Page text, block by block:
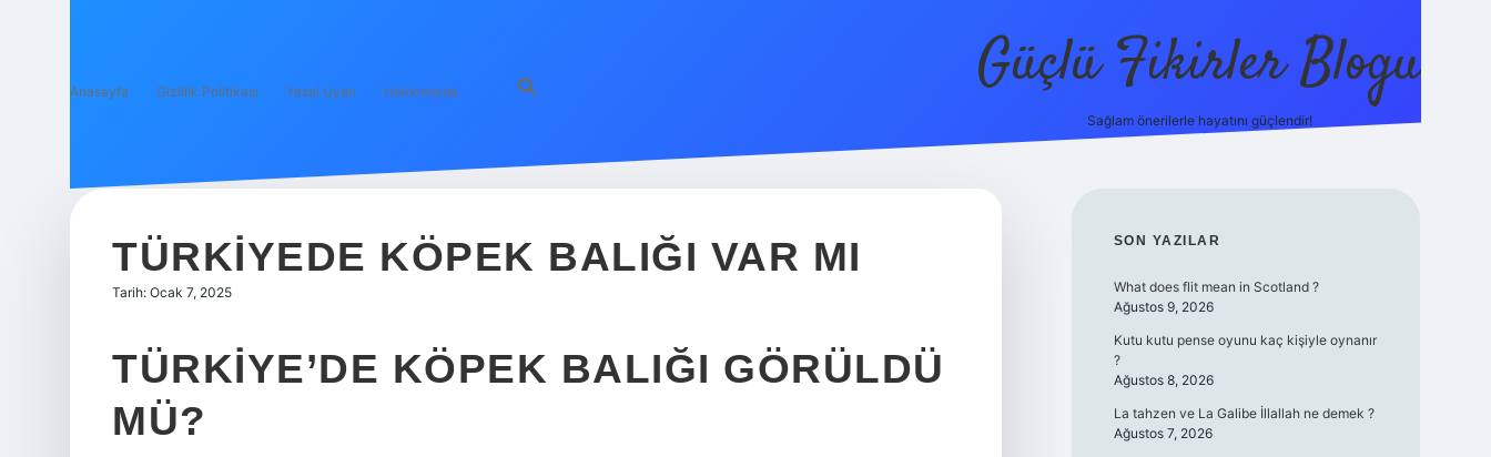
Anasayfa Gizlilik Politikası Yasal Uyarı Hakkımızda Güçlü Fikirler Blogu
Sağlam önerilerle hayatını güçlendir!
TÜRKIYEDE KÖPEK BALIĞI VAR MI
Tarih: Ocak 7, 2025
TÜRKIYE’DE KÖPEK BALIĞI GÖRÜLDÜ
MÜ?
SIDEBAR
SON YAZILAR
What does flit mean in Scotland ?
Ağustos 9, 2026
Kutu kutu pense oyunu kaç kişiyle oynanır
?
Ağustos 8, 2026
La tahzen ve La Galibe İllallah ne demek ?
Ağustos 7, 2026